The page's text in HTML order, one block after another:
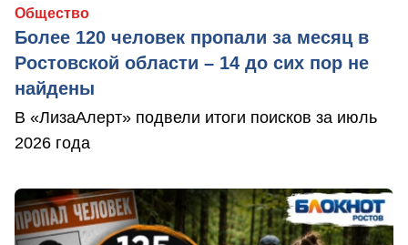
Общество
Более 120 человек пропали за месяц в
Ростовской области – 14 до сих пор не
найдены
В «ЛизаАлерт» подвели итоги поисков за июль
2026 года